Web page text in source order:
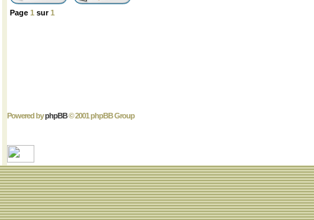
Page 1 sur1
Powered byphpBB© 2001 phpBB Group